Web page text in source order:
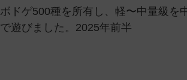
ボドゲ500種を所有し、軽〜中量級を
で遊びました。2025年前半